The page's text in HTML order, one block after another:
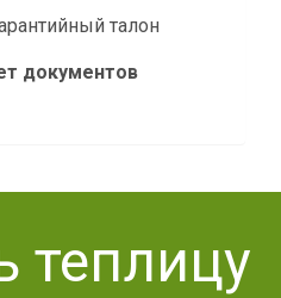
талон
документов
теплицу